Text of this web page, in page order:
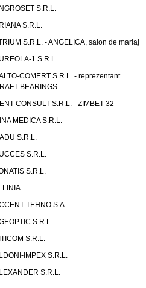
S.R.L.
S.R.L.
S.R.L. - ANGELICA, salon de mariaj
1 S.R.L.
COMERT S.R.L. - reprezentant
BEARINGS
CONSULT S.R.L. - ZIMBET 32
MEDICA S.R.L.
S.R.L.
S.R.L.
S.R.L.
LINIA
TEHNO S.A.
S.R.L
S.R.L.
IMPEX S.R.L.
S.R.L.